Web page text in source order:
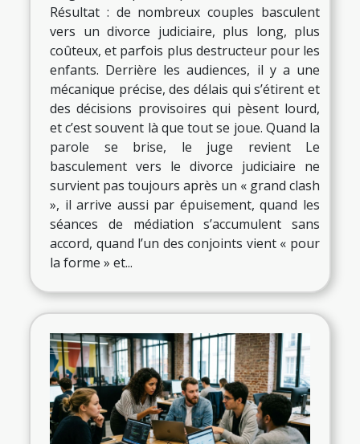
Résultat : de nombreux couples basculent
vers un divorce judiciaire, plus long, plus
coûteux, et parfois plus destructeur pour les
enfants. Derrière les audiences, il y a une
mécanique précise, des délais qui s’étirent et
des décisions provisoires qui pèsent lourd,
et c’est souvent là que tout se joue. Quand la
parole se brise, le juge revient Le
basculement vers le divorce judiciaire ne
survient pas toujours après un « grand clash
», il arrive aussi par épuisement, quand les
séances de médiation s’accumulent sans
accord, quand l’un des conjoints vient « pour
la forme » et...